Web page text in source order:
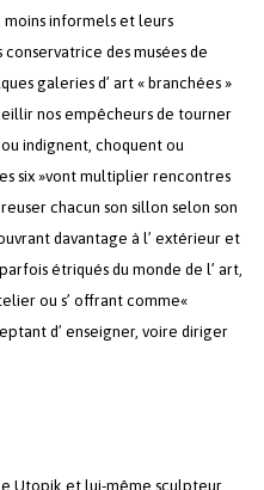
informels et leurs
des musées de
galeries d’ art « branchées »
nos empêcheurs de tourner
indignent, choquent ou
six »vont multiplier rencontres
chacun son sillon selon son
davantage à l’ extérieur et
étriqués du monde de l’ art,
ou s’ offrant comme«
d’ enseigner, voire diriger
Utopik et lui-même sculpteur,